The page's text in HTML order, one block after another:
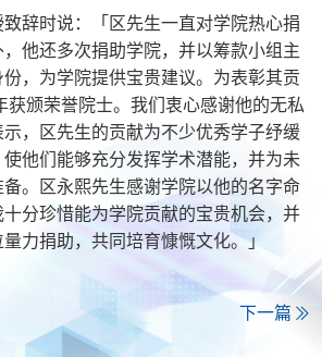
辞时说：「区先生一直对学院热心捐
他还多次捐助学院，并以筹款小组主
，为学院提供宝贵建议。为表彰其贡
获颁荣誉院士。我们衷心感谢他的无私
，区先生的贡献为不少优秀学子纾缓
他们能够充分发挥学术潜能，并为未
。区永熙先生感谢学院以他的名字命
分珍惜能为学院贡献的宝贵机会，并
力捐助，共同培育慷慨文化。」
下一篇